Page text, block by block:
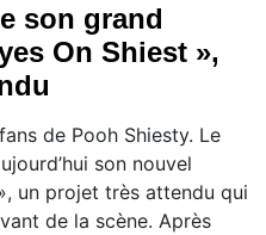
son grand
On Shiest »,
de Pooh Shiesty. Le
son nouvel
un projet très attendu qui
de la scène. Après